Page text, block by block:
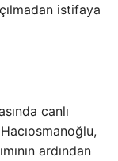
istifaya
canlı
ardından